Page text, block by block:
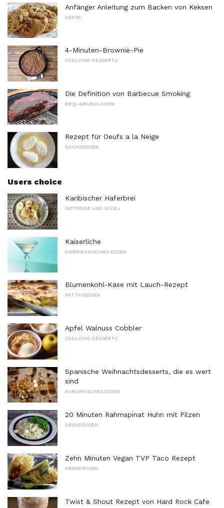
Anfänger Anleitung zum Backen von Keksen
KEKSE
4-Minuten-Brownie-Pie
SÜDLICHE DESSERTS
Die Definition von Barbecue Smoking
BBQ-GRUNDLAGEN
Rezept für Oeufs a la Neige
NACHSPEISEN
Users choice
Karibischer Haferbrei
GETREIDE UND MÜSLI
Kaiserliche
AMERIKANISCHES ESSEN
Blumenkohl-Käse mit Lauch-Rezept
MITTAGESSEN
Apfel Walnuss Cobbler
SÜDLICHE DESSERTS
Spanische Weihnachtsdesserts, die es wert
sind
EUROPÄISCHES ESSEN
20 Minuten Rahmspinat Huhn mit Pilzen
ABENDESSEN
Zehn Minuten Vegan TVP Taco Rezept
ABENDESSEN
Twist & Shout Rezept von Hard Rock Cafe